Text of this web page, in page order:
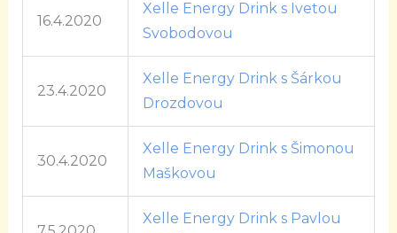
16.4.2020
Xelle Energy Drink s Ivetou
Svobodovou
23.4.2020
Xelle Energy Drink s Šárkou
Drozdovou
30.4.2020
Xelle Energy Drink s Šimonou
Maškovou
Xelle Energy Drink s Pavlou